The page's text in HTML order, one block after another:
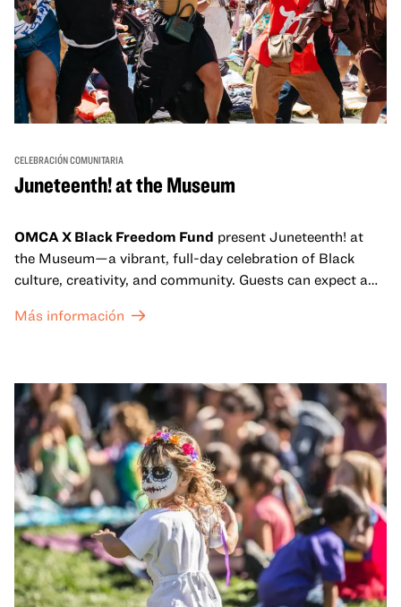
CELEBRACIÓN COMUNITARIA
Juneteenth! at the Museum
OMCA X Black Freedom Fund present Juneteenth! at
the Museum—a vibrant, full-day celebration of Black
culture, creativity, and community. Guests can expect a
sets from boundary-pushing artists, delicious offerings
move, make, and connect in celebration of Black culture.
Más información